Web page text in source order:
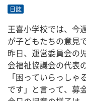
日誌
王喜小学校では、今
が子どもたちの意見
昨日、運営委員会の
会福祉協議会の代表
「困っていらっし
です」と言って、募